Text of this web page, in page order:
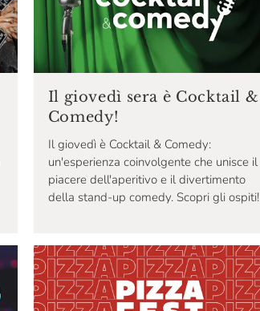
Il giovedì sera è Cocktail &
Comedy!
Il giovedì è Cocktail & Comedy:
un'esperienza coinvolgente che unisce il
piacere dell'aperitivo e il divertimento
della stand-up comedy. Scopri gli ospiti!